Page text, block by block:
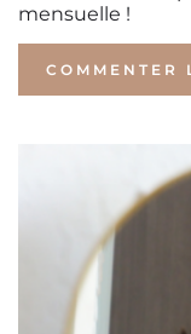
mensuelle !